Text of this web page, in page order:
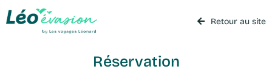
Retour au site
Réservation